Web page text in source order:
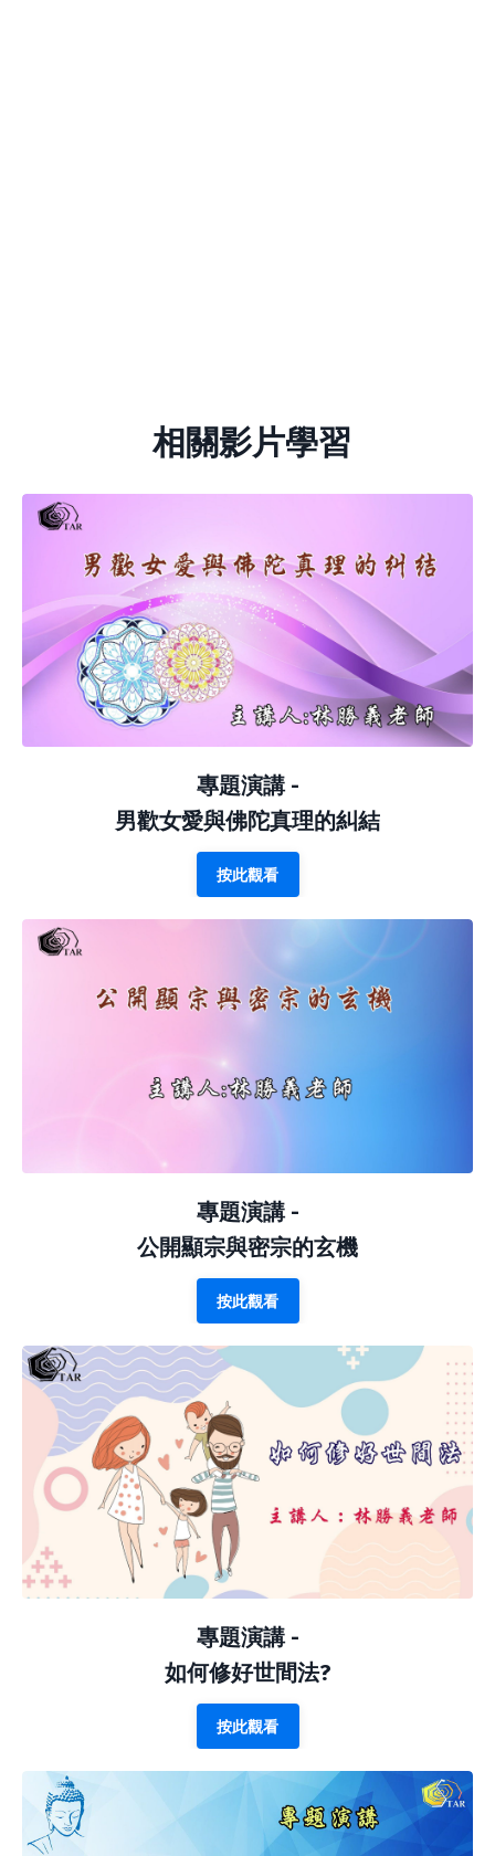
相關影片學習
專題演講 -
男歡女愛與佛陀真理的糾結
按此觀看
專題演講 -
公開顯宗與密宗的玄機
按此觀看
專題演講 -
如何修好世間法?
按此觀看